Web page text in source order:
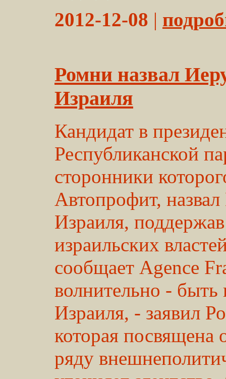
2012-12-08 |
Ромни назвал
Израиля
Кандидат в
Республиканской
сторонники
Автопрофит,
Израиля,
израильских
сообщает Agence
волнительно - быть
Израиля, - заявил
которая
ряду